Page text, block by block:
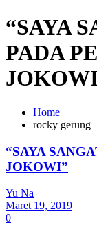
“SAYA
PADA
Home
rocky gerung
“SAYA
JOKOWI”
Yu Na
Maret 19, 2019
0